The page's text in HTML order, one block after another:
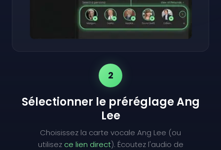
2
Sélectionner le préréglage Ang
Lee
Choisissez la carte vocale Ang Lee (ou
utilisez ce lien direct). Écoutez l'audio de